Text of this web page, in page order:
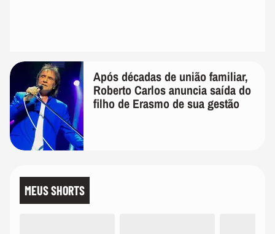
Após décadas de união familiar,
Roberto Carlos anuncia saída do
filho de Erasmo de sua gestão
MEUS SHORTS